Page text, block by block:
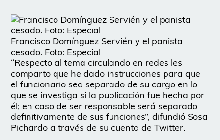
Francisco Domínguez Servién y el panista
cesado. Foto: Especial
“Respecto al tema circulando en redes les
comparto que he dado instrucciones para que
el funcionario sea separado de su cargo en lo
que se investiga si la publicación fue hecha por
él; en caso de ser responsable será separado
definitivamente de sus funciones”, difundió Sosa
Pichardo a través de su cuenta de Twitter.